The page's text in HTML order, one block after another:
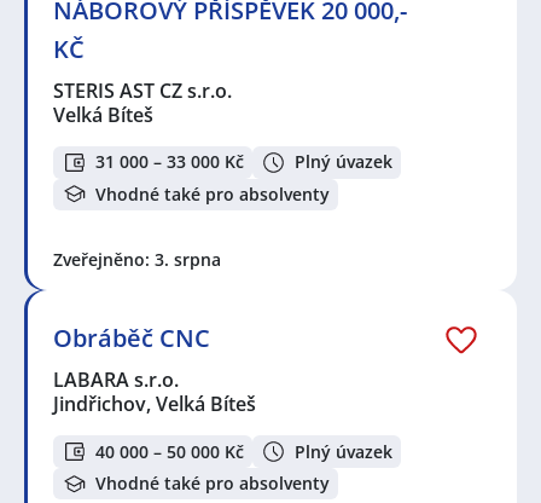
NÁBOROVÝ PŘÍSPĚVEK 20 000,-
KČ
STERIS AST CZ s.r.o.
Velká Bíteš
31 000 – 33 000 Kč
Plný úvazek
Vhodné také pro absolventy
Zveřejněno: 3. srpna
Obráběč CNC
LABARA s.r.o.
Jindřichov, Velká Bíteš
40 000 – 50 000 Kč
Plný úvazek
Vhodné také pro absolventy